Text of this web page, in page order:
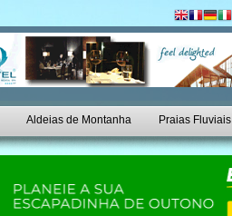
Aldeias de Montanha Praias Fluviais